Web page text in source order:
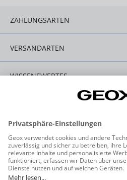
ZAHLUNGSARTEN
VERSANDARTEN
WISSENSWERTES